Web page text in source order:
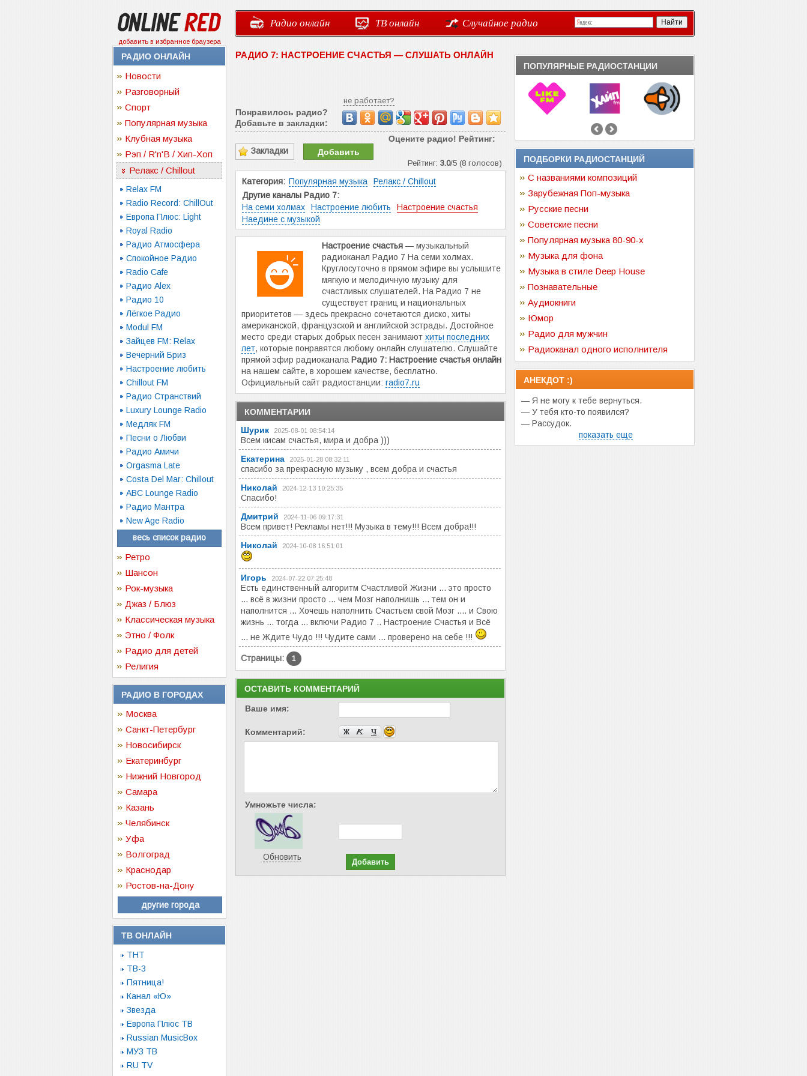
добавить в избранное браузера
Радио онлайн ТВ онлайн Случайное радио
РАДИО ОНЛАЙН
Новости
Разговорный
Спорт
Популярная музыка
Клубная музыка
Рэп / R'n'B / Хип-Хоп
Релакс / Chillout
Relax FM
Radio Record: ChillOut
Европа Плюс: Light
Royal Radio
Радио Атмосфера
Спокойное Радио
Radio Cafe
Радио Alex
Радио 10
Лёгкое Радио
Modul FM
Зайцев FM: Relax
Вечерний Бриз
Настроение любить
Chillout FM
Радио Странствий
Luxury Lounge Radio
Медляк FM
Песни о Любви
Радио Амичи
Orgasma Late
Costa Del Mar: Chillout
ABC Lounge Radio
Радио Мантра
New Age Radio
весь список радио
Ретро
Шансон
Рок-музыка
Джаз / Блюз
Классическая музыка
Этно / Фолк
Радио для детей
Религия
РАДИО В ГОРОДАХ
Москва
Санкт-Петербург
Новосибирск
Екатеринбург
Нижний Новгород
Самара
Казань
Челябинск
Уфа
Волгоград
Краснодар
Ростов-на-Дону
другие города
ТВ ОНЛАЙН
ТНТ
ТВ-3
Пятница!
Канал «Ю»
Звезда
Европа Плюс ТВ
Russian MusicBox
МУЗ ТВ
RU TV
РАДИО 7: НАСТРОЕНИЕ СЧАСТЬЯ — СЛУШАТЬ ОНЛАЙН
не работает?
Понравилось радио?
Добавьте в закладки:
Оцените радио! Рейтинг:
Рейтинг: 3.0/5 (8 голосов)
Закладки Добавить
Категория: Популярная музыка
Релакс / Chillout
Другие каналы Радио 7:
На семи холмах
Настроение любить
Настроение счастья
Наедине с музыкой
Настроение счастья — музыкальный
радиоканал Радио 7 На семи холмах.
Круглосуточно в прямом эфире вы услышите
мягкую и мелодичную музыку для
счастливых слушателей. На Радио 7 не
существует границ и национальных
приоритетов — здесь прекрасно сочетаются диско, хиты
американской, французской и английской эстрады. Достойное
место среди старых добрых песен занимают хиты последних
лет, которые понравятся любому онлайн слушателю. Слушайте
прямой эфир радиоканала Радио 7: Настроение счастья онлайн
на нашем сайте, в хорошем качестве, бесплатно.
Официальный сайт радиостанции: radio7.ru
КОММЕНТАРИИ
Шурик
2025-08-01 08:54:14
Всем кисам счастья, мира и добра )))
Екатерина
2025-01-28 08:32:11
спасибо за прекрасную музыку , всем добра и счастья
Николай
2024-12-13 10:25:35
Спасибо!
Дмитрий
2024-11-06 09:17:31
Всем привет! Рекламы нет!!! Музыка в тему!!! Всем добра!!!
Николай
2024-10-08 16:51:01
Игорь 2024-07-22 07:25:48
Есть единственный алгоритм Счастливой Жизни ... это просто
... всё в жизни просто ... чем Мозг наполнишь ... тем он и
наполнится ... Хочешь наполнить Счастьем свой Мозг .... и Свою
жизнь ... тогда ... включи Радио 7 .. Настроение Счастья и Всё
... не Ждите Чудо !!! Чудите сами ... проверено на себе !!!
Страницы: 1
ОСТАВИТЬ КОММЕНТАРИЙ
Ваше имя:
Комментарий:
Умножьте числа:
Обновить
ПОПУЛЯРНЫЕ РАДИОСТАНЦИИ
ПОДБОРКИ РАДИОСТАНЦИЙ
С названиями композиций
Зарубежная Поп-музыка
Русские песни
Советские песни
Популярная музыка 80-90-х
Музыка для фона
Музыка в стиле Deep House
Познавательные
Аудиокниги
Юмор
Радио для мужчин
Радиоканал одного исполнителя
АНЕКДОТ :)
— Я не могу к тебе вернуться.
— У тебя кто-то появился?
— Рассудок.
показать еще